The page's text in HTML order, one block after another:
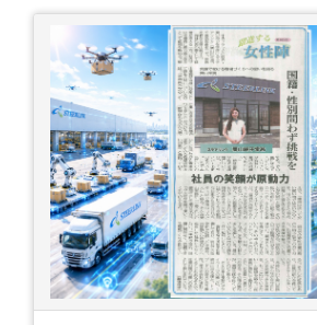
いです！
とうございました！